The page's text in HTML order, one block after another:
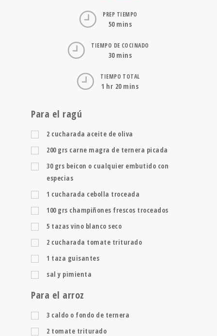
PREP TIEMPO
50 mins
TIEMPO DE COCINADO
30 mins
TIEMPO TOTAL
1 hr 20 mins
Para el ragú
2 cucharada aceite de oliva
200 grs carne magra de ternera picada
30 grs beicon o cualquier embutido con
especias
1 cucharada cebolla troceada
100 grs champiñones frescos troceados
5 tazas vino blanco seco
2 cucharada tomate triturado
1 taza guisantes
sal y pimienta
Para el arroz
3 caldo o fondo de ternera
2 tomate triturado